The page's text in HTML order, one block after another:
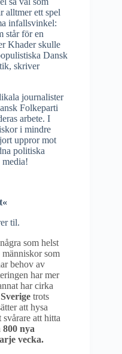
alltmer ett spel
infallsvinkel:
står för en
Khader skulle
Dansk
skriver
journalister
Folkeparti
arbete. I
i mindre
uppror mot
politiska
til.
som helst
som
behov av
har mer
har cirka
trots
att hysa
att hitta
800 nya
vecka.